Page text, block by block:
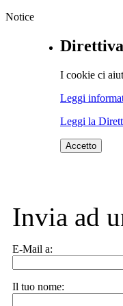
Notice
I cookie ci
Leggi
Leggi la
Accetto
Invia ad
E-Mail a:
Il tuo nome: